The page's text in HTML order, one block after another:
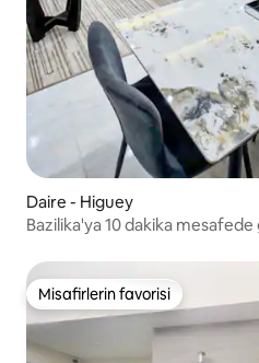
Daire - Higuey
Bazilika'ya 10 dakika
Misafirlerin favorisi
Misafirlerin favorisi